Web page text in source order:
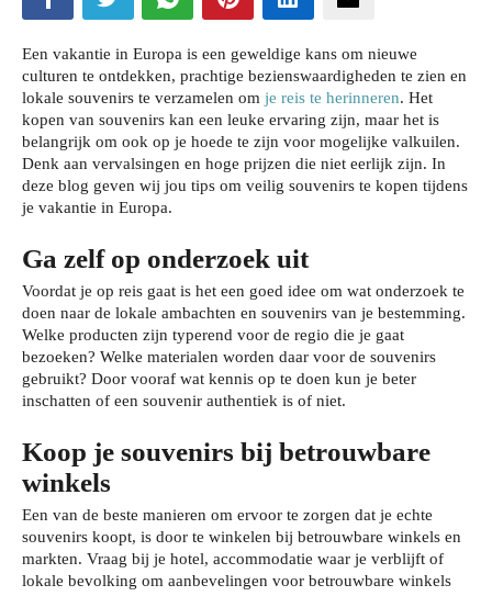
Een vakantie in Europa is een geweldige kans om nieuwe
culturen te ontdekken, prachtige bezienswaardigheden te zien en
lokale souvenirs te verzamelen om je reis te herinneren. Het
kopen van souvenirs kan een leuke ervaring zijn, maar het is
belangrijk om ook op je hoede te zijn voor mogelijke valkuilen.
Denk aan vervalsingen en hoge prijzen die niet eerlijk zijn. In
deze blog geven wij jou tips om veilig souvenirs te kopen tijdens
je vakantie in Europa.
Ga zelf op onderzoek uit
Voordat je op reis gaat is het een goed idee om wat onderzoek te
doen naar de lokale ambachten en souvenirs van je bestemming.
Welke producten zijn typerend voor de regio die je gaat
bezoeken? Welke materialen worden daar voor de souvenirs
gebruikt? Door vooraf wat kennis op te doen kun je beter
inschatten of een souvenir authentiek is of niet.
Koop je souvenirs bij betrouwbare
winkels
Een van de beste manieren om ervoor te zorgen dat je echte
souvenirs koopt, is door te winkelen bij betrouwbare winkels en
markten. Vraag bij je hotel, accommodatie waar je verblijft of
lokale bevolking om aanbevelingen voor betrouwbare winkels